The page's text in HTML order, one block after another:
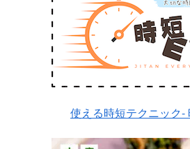
使える時短テクニック-